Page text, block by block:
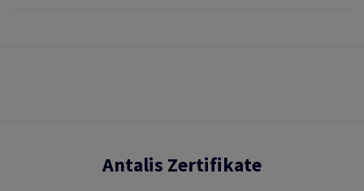
Antalis Zertifikate